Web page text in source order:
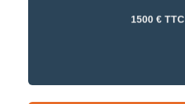
1500 € TTC